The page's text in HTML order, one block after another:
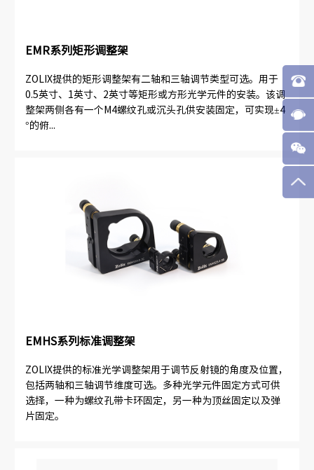
EMR系列矩形调整架
ZOLIX提供的矩形调整架有二轴和三轴调节类型可选。用于
0.5英寸、1英寸、2英寸等矩形或方形光学元件的安装。该调
整架两侧各有一个M4螺纹孔或沉头孔供安装固定，可实现±4
°的俯...
EMHS系列标准调整架
ZOLIX提供的标准光学调整架用于调节反射镜的角度及位置，
包括两轴和三轴调节维度可选。多种光学元件固定方式可供
选择，一种为螺纹孔带卡环固定，另一种为顶丝固定以及弹
片固定。